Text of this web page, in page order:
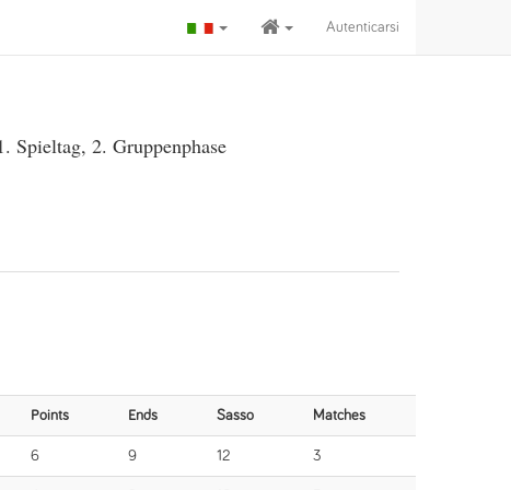
Autenticarsi
Spieltag, 2. Gruppenphase
Points Ends Sasso Matches
6 9 12 3